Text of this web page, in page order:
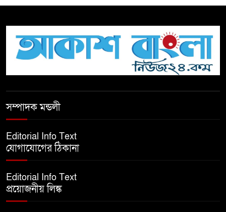
টিকটকে অশালীন কনটেন্ট ও অনলাইন
হয়রানির অভিযোগে ব্রাহ্মণবাড়িয়ায়
বেতাগীতে ঈদুল আজহা উপলক্ষে
সম্পাদক মন্ডলী
Editorial Info Text
যোগাযোগের ঠিকানা
Editorial Info Text
প্রয়োজনীয় লিঙ্ক